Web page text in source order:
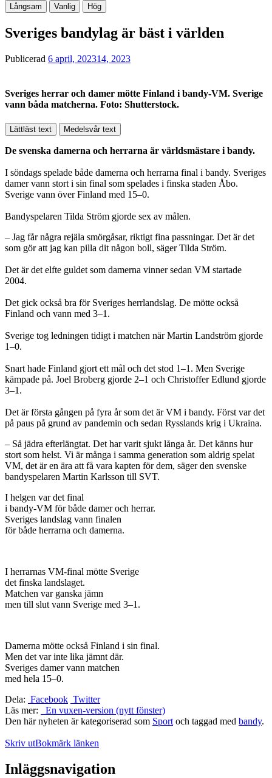
Långsam Vanlig Hög
Sveriges bandylag är bäst i världen
Publicerad 6 april, 202314, 2023
Sveriges herrar och damer mötte Finland i bandy-VM. Sverige
vann båda matcherna. Foto: Shutterstock.
Lättläst text Medelsvår text
De svenska damerna och herrarna är världsmästare i bandy.
I söndags spelade både damerna och herrarna final i bandy. Sveriges
damer vann stort i sin final som spelades i finska staden Åbo.
Sverige vann över Finland med 15–0.
Bandyspelaren Tilda Ström gjorde sex av målen.
– Jag får några rejäla smörgåsar, riktigt fina passningar. Det är det
som gör att jag kan pilla dit någon boll, säger Tilda Ström.
Det är det elfte guldet som damerna vinner sedan VM startade
2004.
Det gick också bra för Sveriges herrlandslag. De mötte också
Finland och vann med 3–1.
Sverige tog ledningen tidigt i matchen när Martin Landström gjorde
1–0.
Snart hade Finland gjort ett mål och det stod 1–1. Men Sverige
kämpade på. Joel Broberg gjorde 2–1 och Christoffer Edlund gjorde
3–1.
Det är första gången på fyra år som det är VM i bandy. Först var det
på paus på grund av pandemin och sedan Rysslands krig i Ukraina.
– Så jädra efterlängtat. Det har varit sjukt långa år. Det känns hur
stort som helst. Vi är många i samma generation som aldrig spelat
VM, det är en ära att få vara kapten för dem, säger den svenske
bandyspelaren Martin Karlsson till SVT.
I helgen var det final
i bandy-VM för både damer och herrar.
Sveriges landslag vann finalen
för både herrarna och damerna.
I herrarnas VM-final mötte Sverige
det finska landslaget.
Matchen var ganska jämn
men till slut vann Sverige med 3–1.
Damerna mötte också Finland i sin final.
Men det var inte lika jämnt där.
Sveriges damer vann matchen
med hela 15–0.
Dela: Facebook Twitter
Läs mer:
En vuxen-version (nytt fönster)
Den här nyheten är kategoriserad som Sport och taggad med bandy.
Skriv utBokmärk länken
Inläggsnavigation